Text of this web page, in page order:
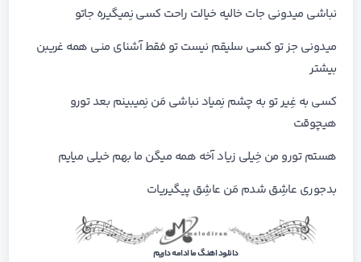
نباشی میدونی جات خالیه خیالت راحت کسی نِمیگیره جاتو
میدونی جز تو کسی سلیقم نیست تو فقط‌ آشنای منی همه غریبن
بیشتر
کسی به غِیر تو به چشم نِمیاد نباشی مَن نِمیبینم بعد تورو
هیچوقت
هستم تورو من خِیلی زیاد آخه همه میگن ما بهم خیلی میایم
بدجوری عاشِق شدم مَن عاشِق پیگیریات
دانلود اهنگ ما ادامه داریم